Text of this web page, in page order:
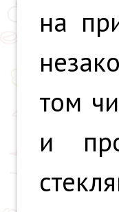
на
том
и